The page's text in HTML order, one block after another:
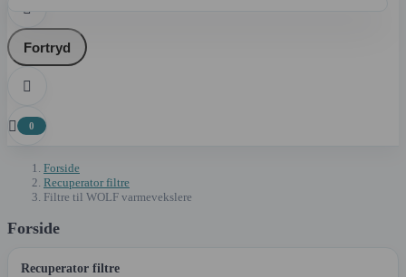

Fortryd

 0
Forside
Recuperator filtre
Filtre til WOLF varmevekslere
Forside
Recuperator filtre